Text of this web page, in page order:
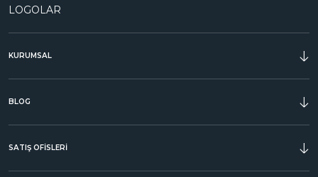
LOGOLAR
KURUMSAL
BLOG
SATIŞ OFİSLERİ